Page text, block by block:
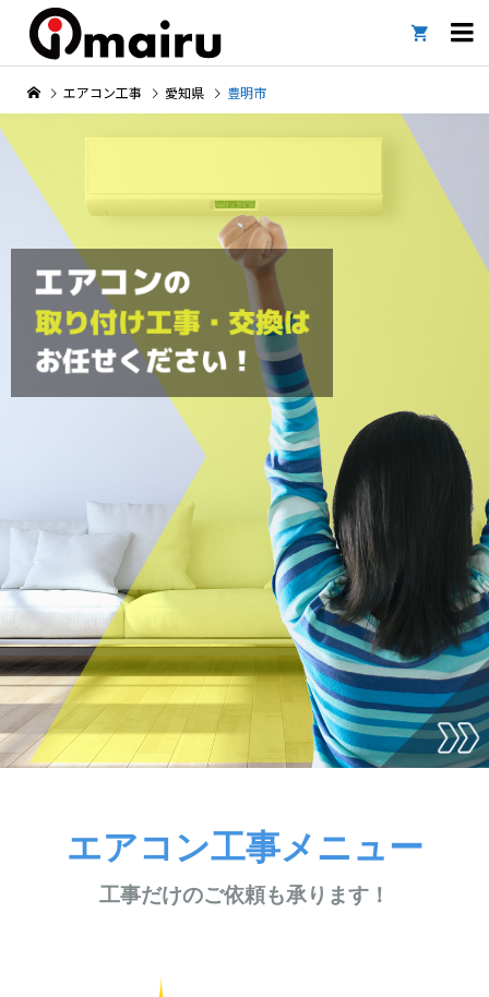

エアコン工事 愛知県 豊明市
エアコン工事メニュー
工事だけのご依頼も承ります！